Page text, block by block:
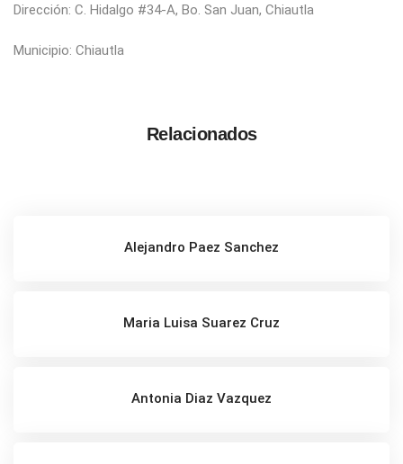
Dirección: C. Hidalgo #34-A, Bo. San Juan, Chiautla
Municipio: Chiautla
Relacionados
Alejandro Paez Sanchez
Maria Luisa Suarez Cruz
Antonia Diaz Vazquez